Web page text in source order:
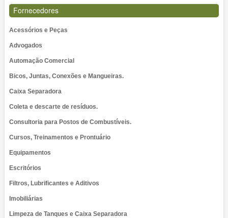
Fornecedores
Acessórios e Peças
Advogados
Automação Comercial
Bicos, Juntas, Conexões e Mangueiras.
Caixa Separadora
Coleta e descarte de resíduos.
Consultoria para Postos de Combustíveis.
Cursos, Treinamentos e Prontuário
Equipamentos
Escritórios
Filtros, Lubrificantes e Aditivos
Imobiliárias
Limpeza de Tanques e Caixa Separadora